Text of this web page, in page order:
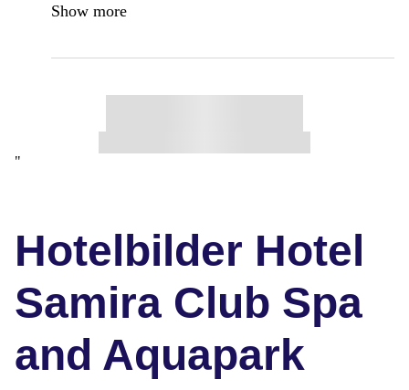
Show more
"
Hotelbilder Hotel
Samira Club Spa
and Aquapark